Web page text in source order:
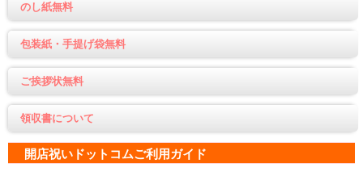
のし紙無料
包装紙・手提げ袋無料
ご挨拶状無料
領収書について
開店祝いドットコムご利用ガイド